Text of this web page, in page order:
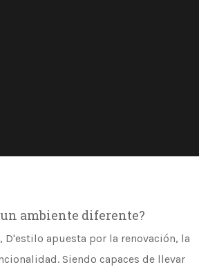
ambiente diferente?
D'estilo apuesta por la renovación, la
Siendo capaces de llevar